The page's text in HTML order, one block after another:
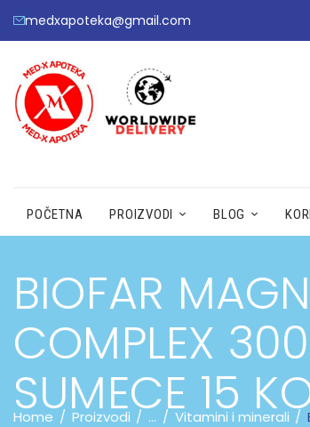
medxapoteka@gmail.com
POČETNA PROIZVODI BLOG
BIOFAR
COMPLEX
SUMECE 15
Home Proizvodi ... Vitamini i minerali